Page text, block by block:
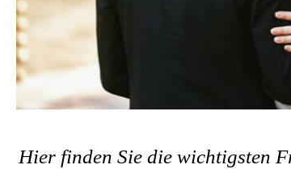
Hier finden Sie die wichtigsten